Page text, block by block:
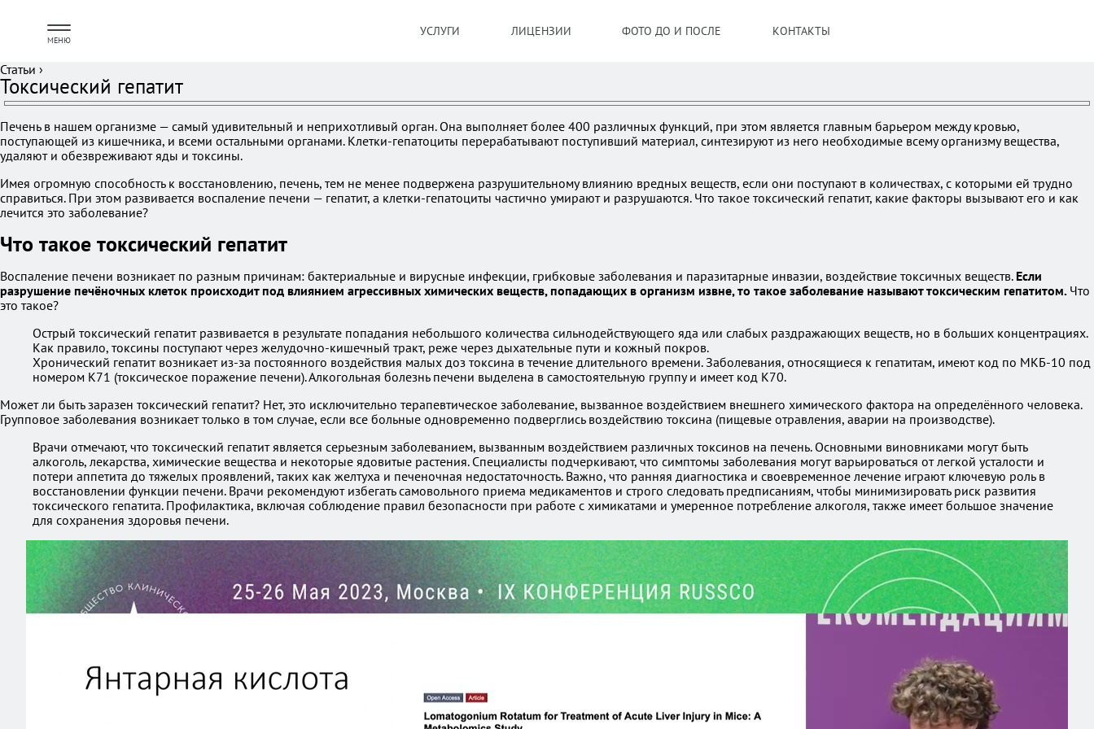
МЕНЮ
УСЛУГИ ЛИЦЕНЗИИ ФОТО ДО И ПОСЛЕ КОНТАКТЫ
Статьи ›
Токсический гепатит
Печень в нашем организме — самый удивительный и неприхотливый орган. Она выполняет более 400 различных функций, при этом является главным барьером между кровью,
поступающей из кишечника, и всеми остальными органами. Клетки-гепатоциты перерабатывают поступивший материал, синтезируют из него необходимые всему организму вещества,
удаляют и обезвреживают яды и токсины.
Имея огромную способность к восстановлению, печень, тем не менее подвержена разрушительному влиянию вредных веществ, если они поступают в количествах, с которыми ей трудно
справиться. При этом развивается воспаление печени — гепатит, а клетки-гепатоциты частично умирают и разрушаются. Что такое токсический гепатит, какие факторы вызывают его и как
лечится это заболевание?
Что такое токсический гепатит
Воспаление печени возникает по разным причинам: бактериальные и вирусные инфекции, грибковые заболевания и паразитарные инвазии, воздействие токсичных веществ. Если
разрушение печёночных клеток происходит под влиянием агрессивных химических веществ, попадающих в организм извне, то такое заболевание называют токсическим гепатитом. Что
это такое?
Острый токсический гепатит развивается в результате попадания небольшого количества сильнодействующего яда или слабых раздражающих веществ, но в больших концентрациях.
Как правило, токсины поступают через желудочно-кишечный тракт, реже через дыхательные пути и кожный покров.
Хронический гепатит возникает из-за постоянного воздействия малых доз токсина в течение длительного времени. Заболевания, относящиеся к гепатитам, имеют код по МКБ-10 под
номером К71 (токсическое поражение печени). Алкогольная болезнь печени выделена в самостоятельную группу и имеет код К70.
Может ли быть заразен токсический гепатит? Нет, это исключительно терапевтическое заболевание, вызванное воздействием внешнего химического фактора на определённого человека.
Групповое заболевания возникает только в том случае, если все больные одновременно подверглись воздействию токсина (пищевые отравления, аварии на производстве).
Врачи отмечают, что токсический гепатит является серьезным заболеванием, вызванным воздействием различных токсинов на печень. Основными виновниками могут быть
алкоголь, лекарства, химические вещества и некоторые ядовитые растения. Специалисты подчеркивают, что симптомы заболевания могут варьироваться от легкой усталости и
потери аппетита до тяжелых проявлений, таких как желтуха и печеночная недостаточность. Важно, что ранняя диагностика и своевременное лечение играют ключевую роль в
восстановлении функции печени. Врачи рекомендуют избегать самовольного приема медикаментов и строго следовать предписаниям, чтобы минимизировать риск развития
токсического гепатита. Профилактика, включая соблюдение правил безопасности при работе с химикатами и умеренное потребление алкоголя, также имеет большое значение
для сохранения здоровья печени.